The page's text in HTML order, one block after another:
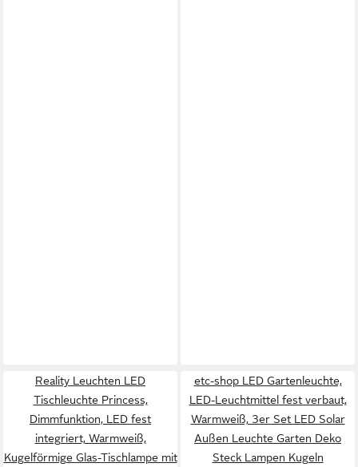
Reality Leuchten LED
Tischleuchte Princess,
Dimmfunktion, LED fest
integriert, Warmweiß,
Kugelförmige Glas-Tischlampe mit
etc-shop LED Gartenleuchte,
LED-Leuchtmittel fest verbaut,
Warmweiß, 3er Set LED Solar
Außen Leuchte Garten Deko
Steck Lampen Kugeln